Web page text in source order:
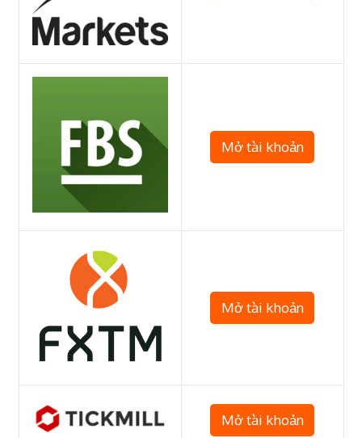
Mở tài khoản
Mở tài khoản
Mở tài khoản